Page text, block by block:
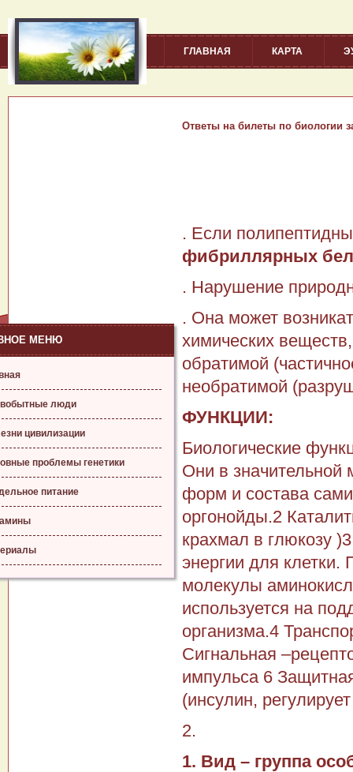
ГЛАВНАЯ КАРТА
МЕНЮ
люди
цивилизации
проблемы генетики
питание
Ответы на билеты по биологии
. Если
фибриллярных
. Нарушение
. Она может
химических
обратимой
необратимой
ФУНКЦИИ:
Биологические
Они в значительной
форм и состава
оргонойды.2
крахмал в глюкозу
энергии для клетки.
молекулы
используется на
организма.4
Сигнальная
импульса 6
(инсулин,
2.
1. Вид – группа